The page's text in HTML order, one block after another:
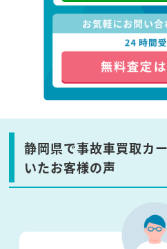
静岡県で事故車買取カ
いたお客様の声